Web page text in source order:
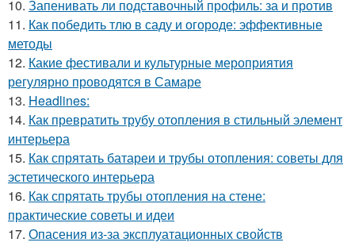
10. Запенивать ли подставочный профиль: за и против
11. Как победить тлю в саду и огороде: эффективные
методы
12. Какие фестивали и культурные мероприятия
регулярно проводятся в Самаре
13. Headlines:
14. Как превратить трубу отопления в стильный элемент
интерьера
15. Как спрятать батареи и трубы отопления: советы для
эстетического интерьера
16. Как спрятать трубы отопления на стене:
практические советы и идеи
17. Опасения из-за эксплуатационных свойств